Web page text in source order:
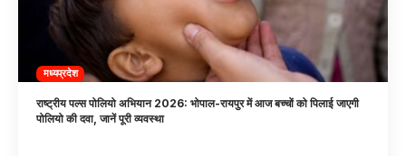
मध्यप्रदेश
राष्ट्रीय पल्स पोलियो अभियान 2026: भोपाल-रायपुर में आज बच्चों को पिलाई जाएगी
पोलियो की दवा, जानें पूरी व्यवस्था